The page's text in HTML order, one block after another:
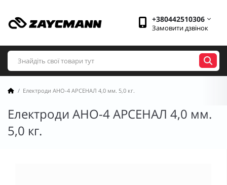
+380442510306
Замовити дзвінок
Електроди АНО-4 АРСЕНАЛ 4,0 мм. 5,0 кг.
Електроди АНО-4 АРСЕНАЛ 4,0 мм.
5,0 кг.